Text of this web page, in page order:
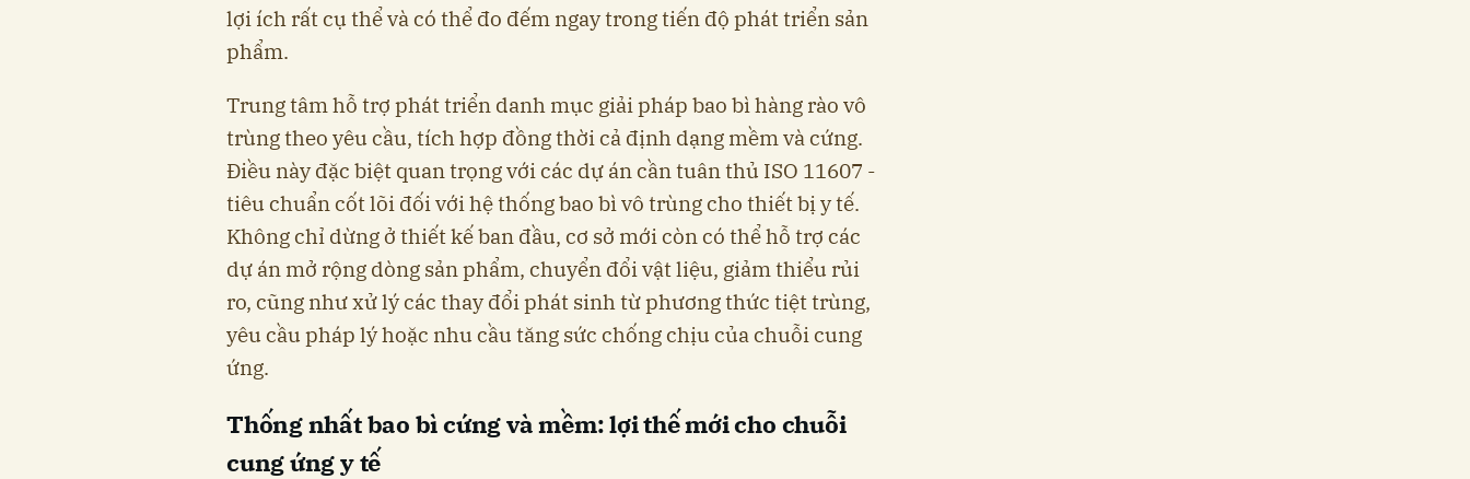
lợi ích rất cụ thể và có thể đo đếm ngay trong tiến độ phát triển sản
phẩm.
Trung tâm hỗ trợ phát triển danh mục giải pháp bao bì hàng rào vô
trùng theo yêu cầu, tích hợp đồng thời cả định dạng mềm và cứng.
Điều này đặc biệt quan trọng với các dự án cần tuân thủ ISO 11607 -
tiêu chuẩn cốt lõi đối với hệ thống bao bì vô trùng cho thiết bị y tế.
Không chỉ dừng ở thiết kế ban đầu, cơ sở mới còn có thể hỗ trợ các
dự án mở rộng dòng sản phẩm, chuyển đổi vật liệu, giảm thiểu rủi
ro, cũng như xử lý các thay đổi phát sinh từ phương thức tiệt trùng,
yêu cầu pháp lý hoặc nhu cầu tăng sức chống chịu của chuỗi cung
ứng.
Thống nhất bao bì cứng và mềm: lợi thế mới cho chuỗi
cung ứng y tế